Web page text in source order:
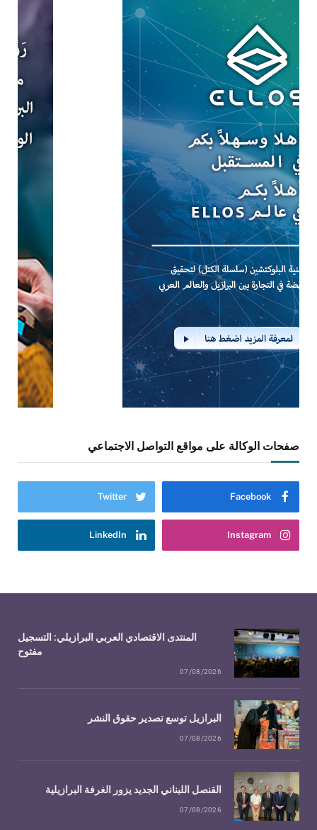
صفحات الوكالة على مواقع التواصل الاجتماعي
Facebook
Twitter
Instagram
LinkedIn
المنتدى الاقتصادي العربي البرازيلي: التسجيل
مفتوح
07/08/2026
البرازيل توسع تصدير حقوق النشر
07/08/2026
القنصل اللبناني الجديد يزور الغرفة البرازيلية
07/08/2026